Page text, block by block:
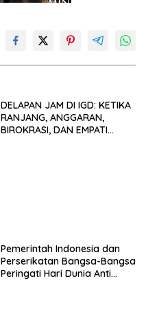
DELAPAN JAM DI IGD: KETIKA
RANJANG, ANGGARAN,
BIROKRASI, DAN EMPATI
Pemerintah Indonesia dan
Perserikatan Bangsa-Bangsa
Peringati Hari Dunia Anti